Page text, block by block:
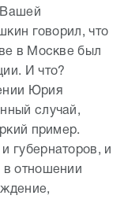
Вашей
говорил, что
в Москве был
И что?
Юрия
случай,
пример.
губернаторов, и
в отношении